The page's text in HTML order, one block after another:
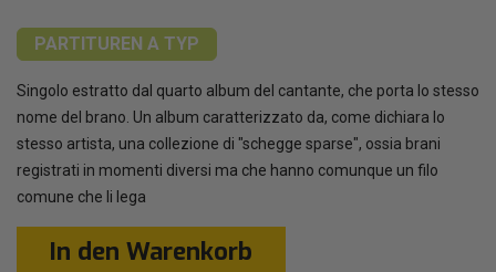
PARTITUREN A TYP
Singolo estratto dal quarto album del cantante, che porta lo stesso
nome del brano. Un album caratterizzato da, come dichiara lo
stesso artista, una collezione di "schegge sparse", ossia brani
registrati in momenti diversi ma che hanno comunque un filo
comune che li lega
In den Warenkorb